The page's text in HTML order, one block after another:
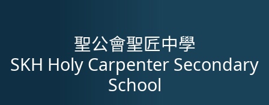
聖公會聖匠中學
SKH Holy Carpenter Secondary
School